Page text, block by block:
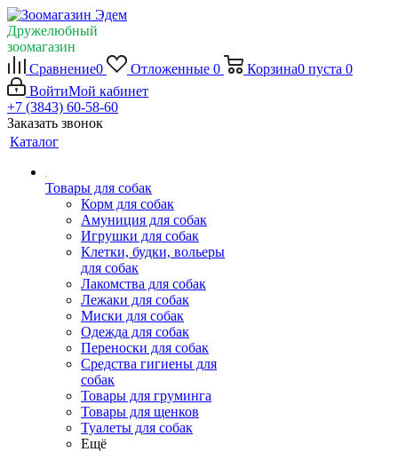
Дружелюбный
зоомагазин
Сравнение0 Отложенные 0 Корзина0 пуста 0
ВойтиМой кабинет
+7 (3843) 60-58-60
Заказать звонок
Каталог
Товары для собак
Корм для собак
Амуниция для собак
Игрушки для собак
Клетки, будки, вольеры
для собак
Лакомства для собак
Лежаки для собак
Миски для собак
Одежда для собак
Переноски для собак
Средства гигиены для
собак
Товары для груминга
Товары для щенков
Туалеты для собак
Ещё